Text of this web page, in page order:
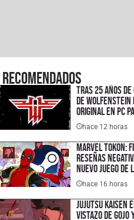
Recomendados
Tras 25 años
de Wolfenstein
original en PC
hace 12 horas
Marvel Tokon:
reseñas
nuevo juego de
hace 16 horas
Jujutsu Kaisen
vistazo de Gojo